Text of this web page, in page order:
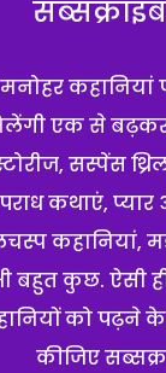
मनोहर
एक से
सस्पेंस
कथाएं,
कहानियां,
बहुत कुछ. ऐसी
को पढ़ने
कीजिए